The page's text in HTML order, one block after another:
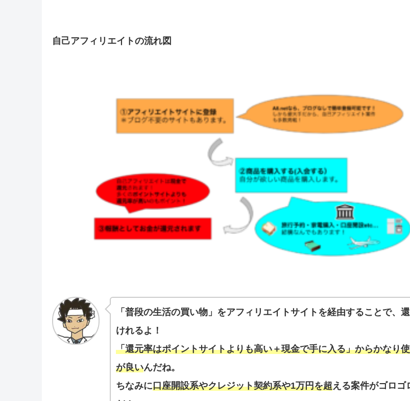
自己アフィリエイトの流れ図
「普段の生活の買い物」をアフィリエイトサイトを経由することで、
けれるよ！
「還元率はポイントサイトよりも高い＋現金で手に入る」からかなり
が良いんだね。
ちなみに口座開設系やクレジット契約系や1万円を超える案件がゴロゴ